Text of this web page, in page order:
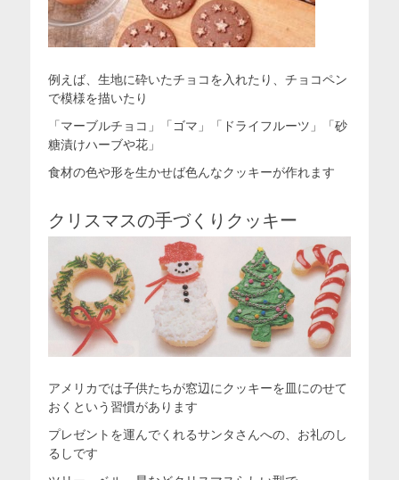
例えば、生地に砕いたチョコを入れたり、チョコペン
で模様を描いたり
「マーブルチョコ」「ゴマ」「ドライフルーツ」「砂
糖漬けハーブや花」
食材の色や形を生かせば色んなクッキーが作れます
クリスマスの手づくりクッキー
アメリカでは子供たちが窓辺にクッキーを皿にのせて
おくという習慣があります
プレゼントを運んでくれるサンタさんへの、お礼のし
るしです